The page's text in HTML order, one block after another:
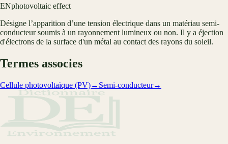
ENphotovoltaic effect
Désigne l’apparition d’une tension électrique dans un matériau semi-
conducteur soumis à un rayonnement lumineux ou non. Il y a éjection
d'électrons de la surface d'un métal au contact des rayons du soleil.
Termes associes
Cellule photovoltaïque (PV)→ Semi-conducteur→